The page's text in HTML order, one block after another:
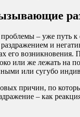
– уже путь
и
его
или же лежать на
или сугубо
причин, по
– как